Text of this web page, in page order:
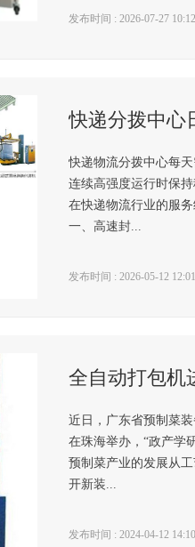
发布时间 : 2026-07-27
快递物流分拨中心每
连续高强度运行时保
在快递物流行业的服
一、高速封...
发布时间 : 2026-05-12
全自动打包机
近日，广东省预制菜
在珠海举办，“政产学
预制菜产业的发展从
开新装...
发布时间 : 2024-04-12